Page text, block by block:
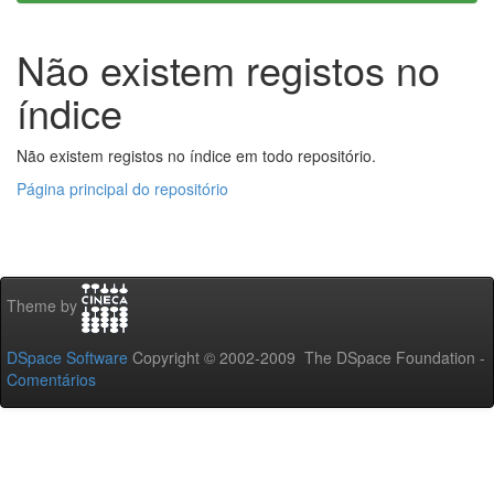
Não existem registos no
índice
Não existem registos no índice em todo repositório.
Página principal do repositório
Theme by
DSpace Software Copyright © 2002-2009 The DSpace Foundation -
Comentários